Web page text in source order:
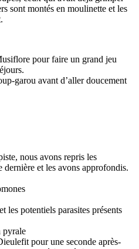
sont montés en moulinette et les
pour faire un grand jeu
garou avant d’aller doucement
nous avons repris les
dernière et les avons approfondis.
les potentiels parasites présents
pyrale
pour une seconde après-